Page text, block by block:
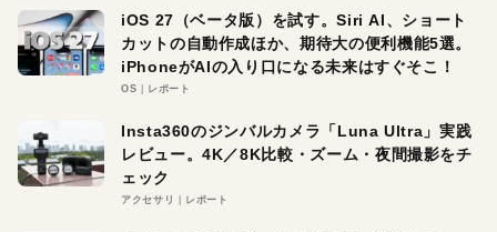
iOS 27（ベータ版）を試す。Siri AI、ショート
カットの自動作成ほか、期待大の便利機能5選。
iPhoneがAIの入り口になる未来はすぐそこ！
OS レポート
Insta360のジンバルカメラ「Luna Ultra」実践
レビュー。4K／8K比較・ズーム・夜間撮影をチ
ェック
アクセサリ レポート